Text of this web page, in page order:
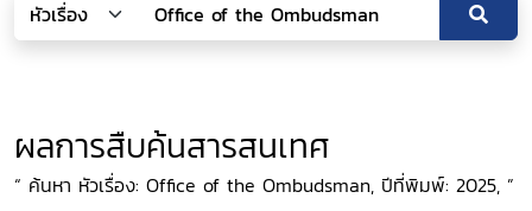
ผลการสืบค้นสารสนเทศ
“ ค้นหา หัวเรื่อง: Office of the Ombudsman, ปีที่พิมพ์: 2025, ”